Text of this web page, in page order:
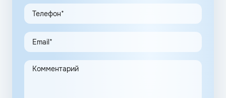
клиентов в рамках данной программы, привлекают
предпринимателей. Заправочные карты для ИП
значительно упрощают выполнение задач в области
транспортной логистики.
Автоматизация процессов транспортной логистики
помогает упростить работу сотрудников, сократить
количество поставленных задач и трудозатрат на их